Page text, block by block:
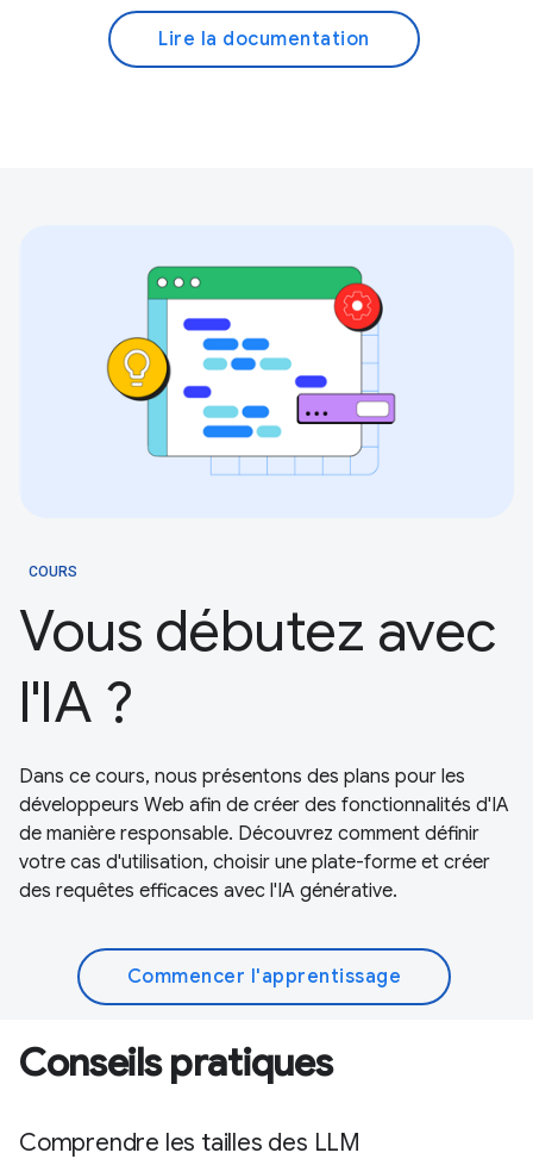
Lire la documentation
COURS
Vous débutez avec
l'IA ?
Dans ce cours, nous présentons des plans pour les
développeurs Web afin de créer des fonctionnalités d'IA
de manière responsable. Découvrez comment définir
votre cas d'utilisation, choisir une plate-forme et créer
des requêtes efficaces avec l'IA générative.
Commencer l'apprentissage
Conseils pratiques
Comprendre les tailles des LLM